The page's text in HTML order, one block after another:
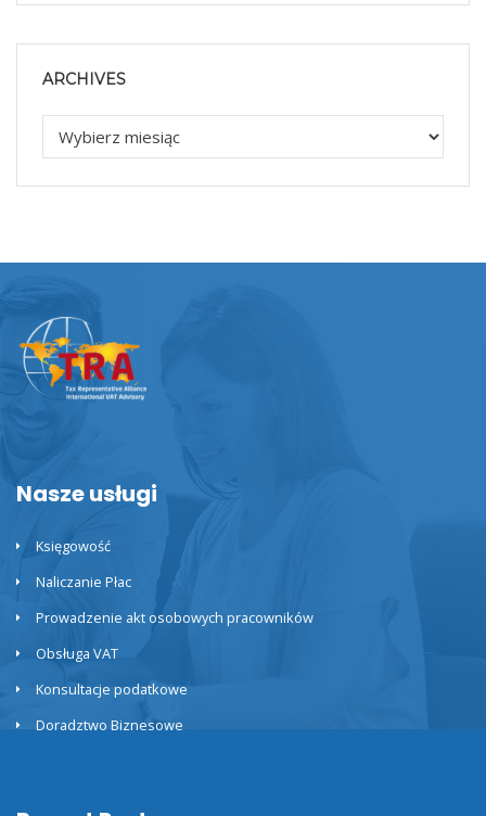
ARCHIVES
Nasze usługi
Księgowość
Naliczanie Płac
Prowadzenie akt osobowych pracowników
Obsługa VAT
Konsultacje podatkowe
Doradztwo Biznesowe